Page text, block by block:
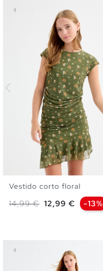
XS S M
Vestido corto floral
Precio base
14,99 € Precio
12,99 € -13%